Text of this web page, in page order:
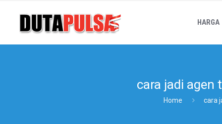
HARGA
cara jadi agen
Home cara